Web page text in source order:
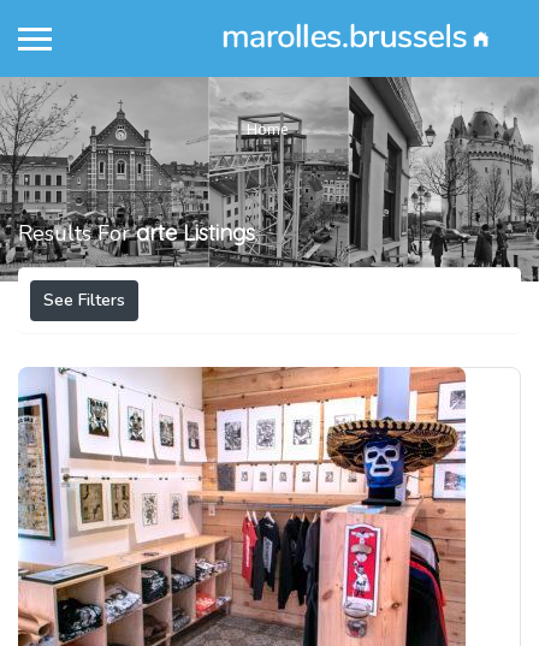
Home
Results Forarte Listings
See Filters